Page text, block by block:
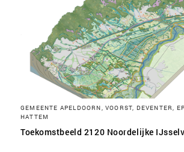
GEMEENTE APELDOORN, VOORST, DEVENTER,
HATTEM
Toekomstbeeld 2120 Noordelijke
SLA VOORKEUREN OP